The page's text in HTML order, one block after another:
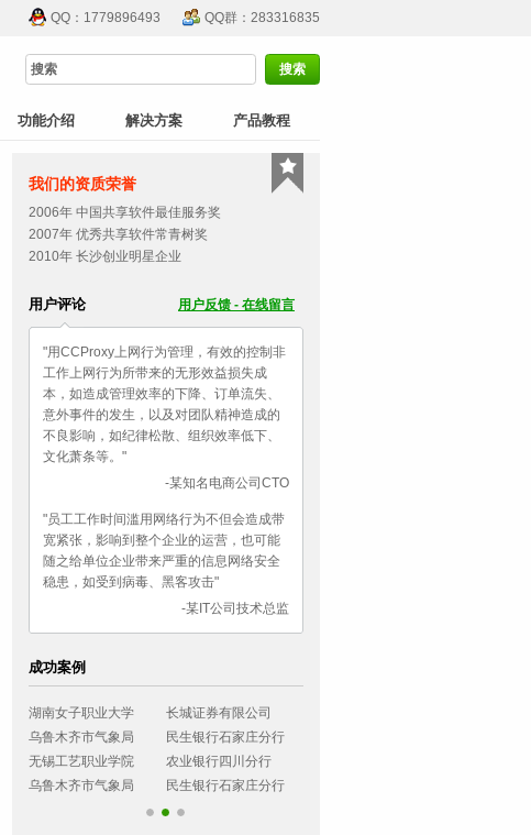
QQ：1779896493 QQ群：283316835
功能介绍 解决方案 产品教程
我们的资质荣誉
2006年 中国共享软件最佳服务奖
2007年 优秀共享软件常青树奖
2010年 长沙创业明星企业
用户评论 用户反馈 - 在线留言
"用CCProxy上网行为管理，有效的控制非
工作上网行为所带来的无形效益损失成
本，如造成管理效率的下降、订单流失、
意外事件的发生，以及对团队精神造成的
不良影响，如纪律松散、组织效率低下、
文化萧条等。"
-某知名电商公司CTO
"员工工作时间滥用网络行为不但会造成带
宽紧张，影响到整个企业的运营，也可能
随之给单位企业带来严重的信息网络安全
稳患，如受到病毒、黑客攻击"
-某IT公司技术总监
成功案例
湖南女子职业大学
长城证券有限公司
乌鲁木齐市气象局
民生银行石家庄分行
无锡工艺职业学院
农业银行四川分行
乌鲁木齐市气象局
民生银行石家庄分行